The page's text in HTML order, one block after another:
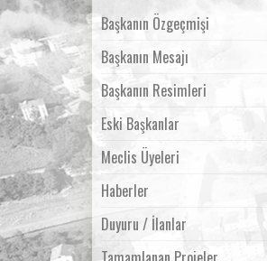
Başkanın Özgeçmişi
Başkanın Mesajı
Başkanın Resimleri
Eski Başkanlar
Meclis Üyeleri
Haberler
Duyuru / İlanlar